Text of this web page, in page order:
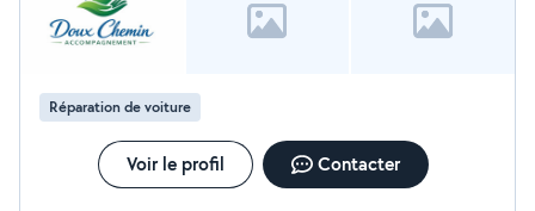
Réparation de voiture
Voir le profil Contacter